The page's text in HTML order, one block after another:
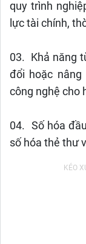
quy trình
lực tài chính,
03. Khả năng
đổi hoặc nâng
công nghệ cho
04. Số hóa
số hóa thẻ thư